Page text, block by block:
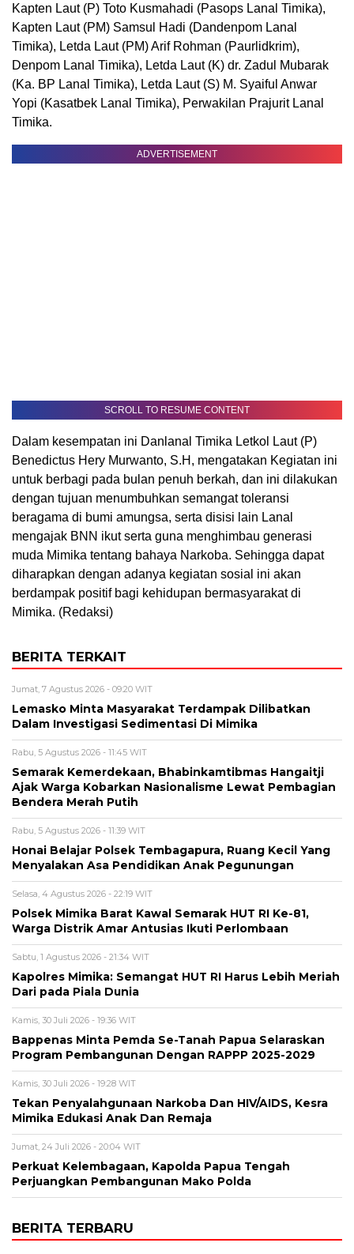
Kapten Laut (P) Toto Kusmahadi (Pasops Lanal Timika),
Kapten Laut (PM) Samsul Hadi (Dandenpom Lanal
Timika), Letda Laut (PM) Arif Rohman (Paurlidkrim),
Denpom Lanal Timika), Letda Laut (K) dr. Zadul Mubarak
(Ka. BP Lanal Timika), Letda Laut (S) M. Syaiful Anwar
Yopi (Kasatbek Lanal Timika), Perwakilan Prajurit Lanal
Timika.
ADVERTISEMENT
SCROLL TO RESUME CONTENT
Dalam kesempatan ini Danlanal Timika Letkol Laut (P)
Benedictus Hery Murwanto, S.H, mengatakan Kegiatan ini
untuk berbagi pada bulan penuh berkah, dan ini dilakukan
dengan tujuan menumbuhkan semangat toleransi
beragama di bumi amungsa, serta disisi lain Lanal
mengajak BNN ikut serta guna menghimbau generasi
muda Mimika tentang bahaya Narkoba. Sehingga dapat
diharapkan dengan adanya kegiatan sosial ini akan
berdampak positif bagi kehidupan bermasyarakat di
Mimika. (Redaksi)
BERITA TERKAIT
Jumat, 7 Agustus 2026 - 09:20 WIT
Lemasko Minta Masyarakat Terdampak Dilibatkan
Dalam Investigasi Sedimentasi Di Mimika
Rabu, 5 Agustus 2026 - 11:45 WIT
Semarak Kemerdekaan, Bhabinkamtibmas Hangaitji
Ajak Warga Kobarkan Nasionalisme Lewat Pembagian
Bendera Merah Putih
Rabu, 5 Agustus 2026 - 11:39 WIT
Honai Belajar Polsek Tembagapura, Ruang Kecil Yang
Menyalakan Asa Pendidikan Anak Pegunungan
Selasa, 4 Agustus 2026 - 22:19 WIT
Polsek Mimika Barat Kawal Semarak HUT RI Ke-81,
Warga Distrik Amar Antusias Ikuti Perlombaan
Sabtu, 1 Agustus 2026 - 21:34 WIT
Kapolres Mimika: Semangat HUT RI Harus Lebih Meriah
Dari pada Piala Dunia
Kamis, 30 Juli 2026 - 19:36 WIT
Bappenas Minta Pemda Se-Tanah Papua Selaraskan
Program Pembangunan Dengan RAPPP 2025-2029
Kamis, 30 Juli 2026 - 19:28 WIT
Tekan Penyalahgunaan Narkoba Dan HIV/AIDS, Kesra
Mimika Edukasi Anak Dan Remaja
Jumat, 24 Juli 2026 - 20:04 WIT
Perkuat Kelembagaan, Kapolda Papua Tengah
Perjuangkan Pembangunan Mako Polda
BERITA TERBARU